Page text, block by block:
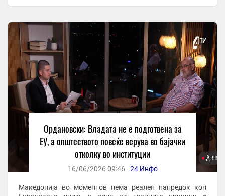
Ордановски: Владата не е подготвена за
ЕУ, а општеството повеќе верува во бајачки
отколку во институции
16/06/2026 09:46 -24 Инфо
Македонија во моментов нема реален напредок кон